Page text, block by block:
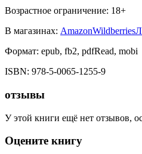
Возрастное ограничение: 18+
В магазинах: AmazonWildberries
Формат: epub, fb2, pdfRead, mobi
ISBN: 978-5-0065-1255-9
отзывы
У этой книги ещё нет отзывов,
Оцените книгу